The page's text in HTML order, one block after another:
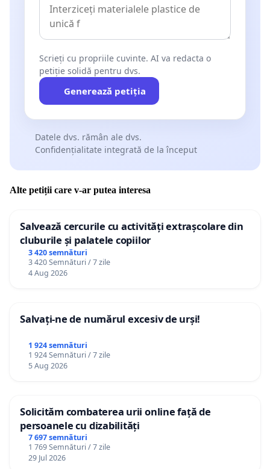
Scrieți cu propriile cuvinte. AI va redacta o
petiție solidă pentru dvs.
Generează petiția
Datele dvs. rămân ale dvs.
Confidențialitate integrată de la început
Alte petiții care v-ar putea interesa
Salvează cercurile cu activități extrașcolare din
cluburile și palatele copiilor
3 420 semnături
3 420 Semnături / 7 zile
4 Aug 2026
Salvați-ne de numărul excesiv de urși!
1 924 semnături
1 924 Semnături / 7 zile
5 Aug 2026
Solicităm combaterea urii online față de
persoanele cu dizabilități
7 697 semnături
1 769 Semnături / 7 zile
29 Jul 2026